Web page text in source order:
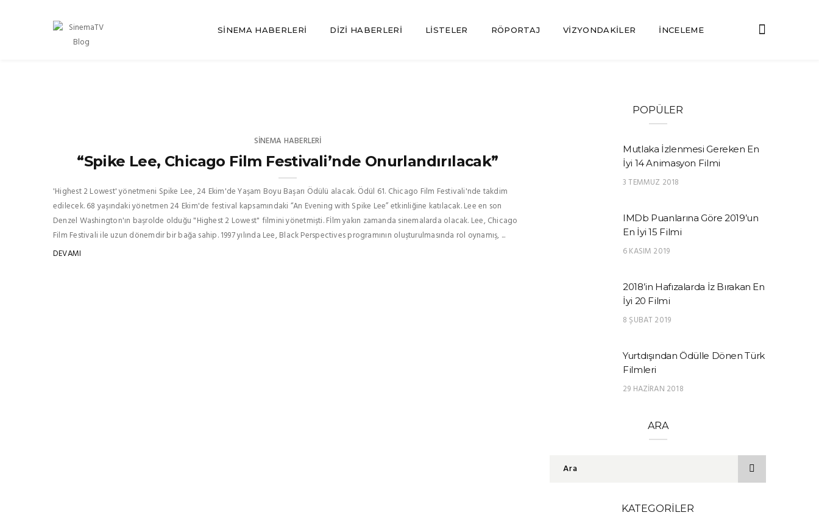
SINEMA HABERLERI DIZI HABERLERI LISTELER RÖPORTAJ VIZYONDAKILER İNCELEME
SINEMA HABERLERI
“Spike Lee, Chicago Film Festivali’nde Onurlandırılacak”
'Highest 2 Lowest' yönetmeni Spike Lee, 24 Ekim'de Yaşam Boyu Başarı Ödülü alacak. Ödül 61. Chicago Film Festivali'nde takdim
edilecek. 68 yaşındaki yönetmen 24 Ekim'de festival kapsamındaki “An Evening with Spike Lee” etkinliğine katılacak. Lee en son
Denzel Washington'ın başrolde olduğu "Highest 2 Lowest" filmini yönetmişti. Fİlm yakın zamanda sinemalarda olacak. Lee, Chicago
Film Festivali ile uzun dönemdir bir bağa sahip. 1997 yılında Lee, Black Perspectives programının oluşturulmasında rol oynamış, ...
DEVAMI
POPÜLER
Mutlaka İzlenmesi Gereken En
İyi 14 Animasyon Filmi
3 TEMMUZ 2018
IMDb Puanlarına Göre 2019’un
En İyi 15 Filmi
6 KASIM 2019
2018’in Hafızalarda İz Bırakan En
İyi 20 Filmi
8 ŞUBAT 2019
Yurtdışından Ödülle Dönen Türk
Filmleri
29 HAZIRAN 2018
ARA
KATEGORILER